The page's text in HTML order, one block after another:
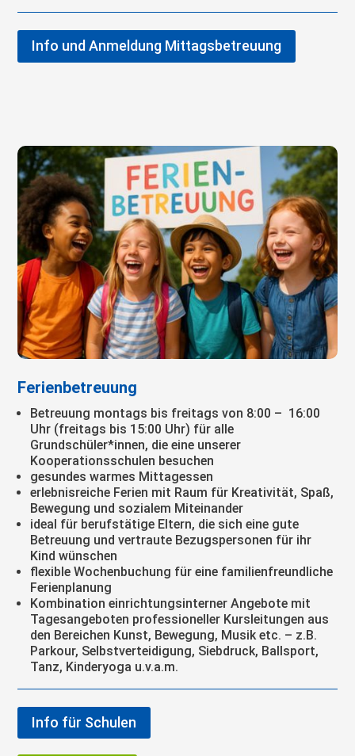
Info und Anmeldung Mittagsbetreuung
Ferienbetreuung
Betreuung montags bis freitags von 8:00 – 16:00
Uhr (freitags bis 15:00 Uhr) für alle
Grundschüler*innen, die eine unserer
Kooperationsschulen besuchen
gesundes warmes Mittagessen
erlebnisreiche Ferien mit Raum für Kreativität, Spaß,
Bewegung und sozialem Miteinander
ideal für berufstätige Eltern, die sich eine gute
Betreuung und vertraute Bezugspersonen für ihr
Kind wünschen
flexible Wochenbuchung für eine familienfreundliche
Ferienplanung
Kombination einrichtungsinterner Angebote mit
Tagesangeboten professioneller Kursleitungen aus
den Bereichen Kunst, Bewegung, Musik etc. – z.B.
Parkour, Selbstverteidigung, Siebdruck, Ballsport,
Tanz, Kinderyoga u.v.a.m.
Info für Schulen